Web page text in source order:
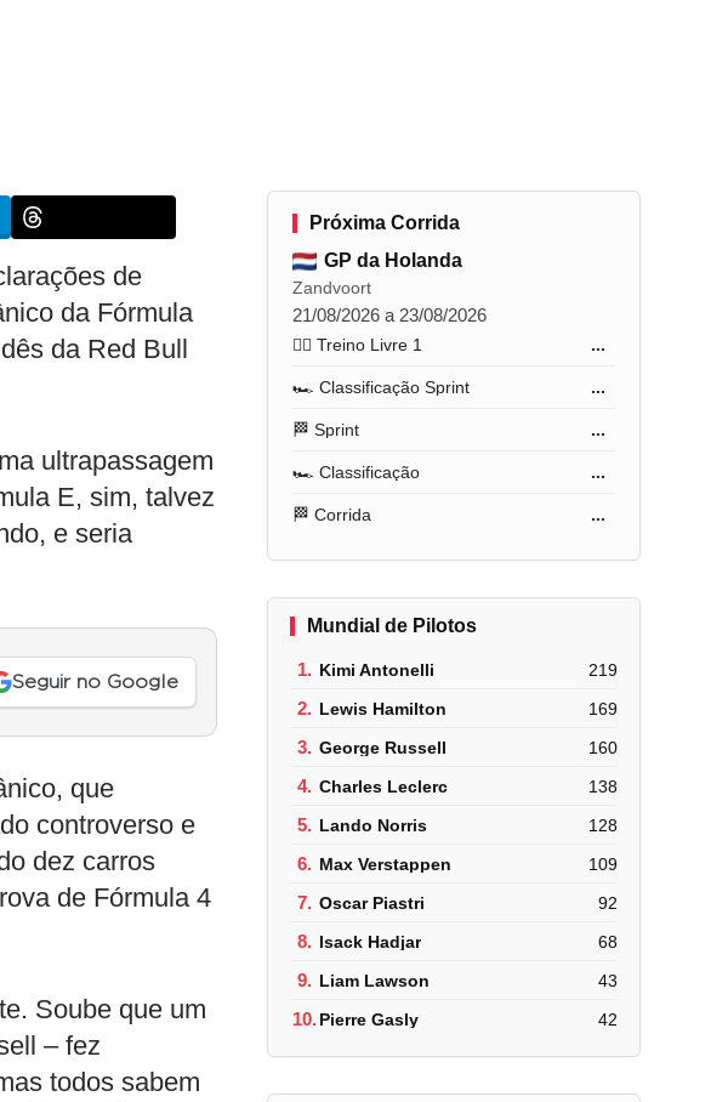
de
da Fórmula
da Red Bull
ultrapassagem
E, sim, talvez
e seria
Seguir no Google
que
controverso e
dez carros
de Fórmula 4
Soube que um
– fez
todos sabem
Próxima Corrida
GP da Holanda
Zandvoort
21/08/2026 a 23/08/2026
🏋️‍♂️ Treino Livre 1 ...
🏎️ Classificação Sprint ...
🏁 Sprint ...
🏎️ Classificação ...
🏁 Corrida ...
Mundial de Pilotos
1. Kimi Antonelli 219
2. Lewis Hamilton 169
3. George Russell 160
4. Charles Leclerc 138
5. Lando Norris 128
6. Max Verstappen 109
7. Oscar Piastri 92
8. Isack Hadjar 68
9. Liam Lawson 43
10.Pierre Gasly 42